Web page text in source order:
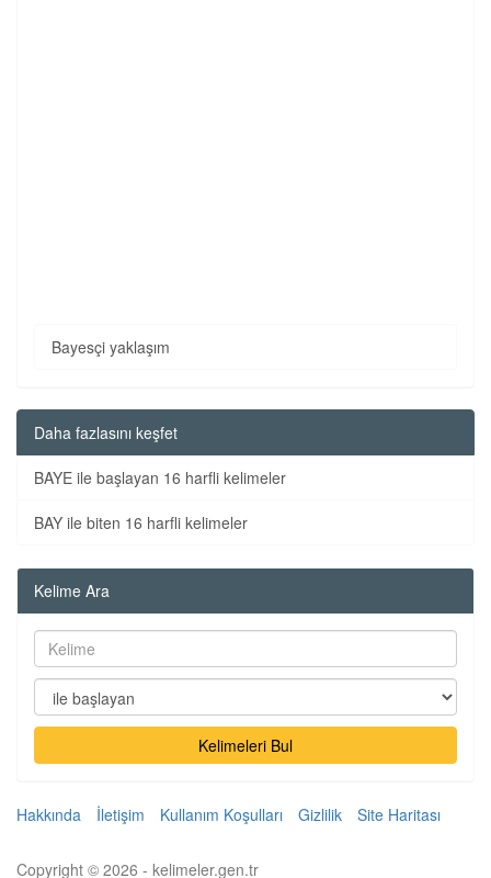
Bayesçi yaklaşım
Daha fazlasını keşfet
BAYE ile başlayan 16 harfli kelimeler
BAY ile biten 16 harfli kelimeler
Kelime Ara
Kelimeleri Bul
Hakkında İletişim Kullanım Koşulları Gizlilik Site Haritası
Copyright © 2026 - kelimeler.gen.tr